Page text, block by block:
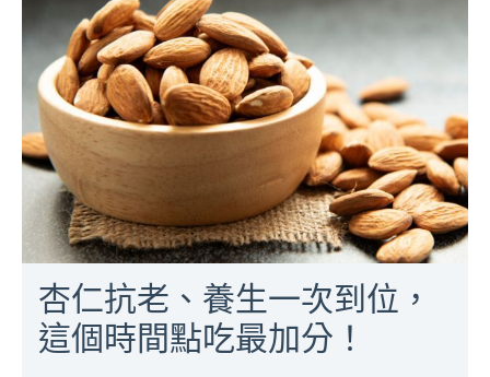
杏仁抗老、養生一次到位，
這個時間點吃最加分！